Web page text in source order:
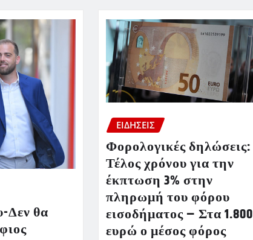
Δεν θα
ΕΙΔΗΣΕΙΣ
Φορολογικές δηλώσεις:
Τέλος χρόνου για την
έκπτωση 3% στην
πληρωμή του φόρου
εισοδήματος – Στα 1.800
ευρώ ο μέσος φόρος